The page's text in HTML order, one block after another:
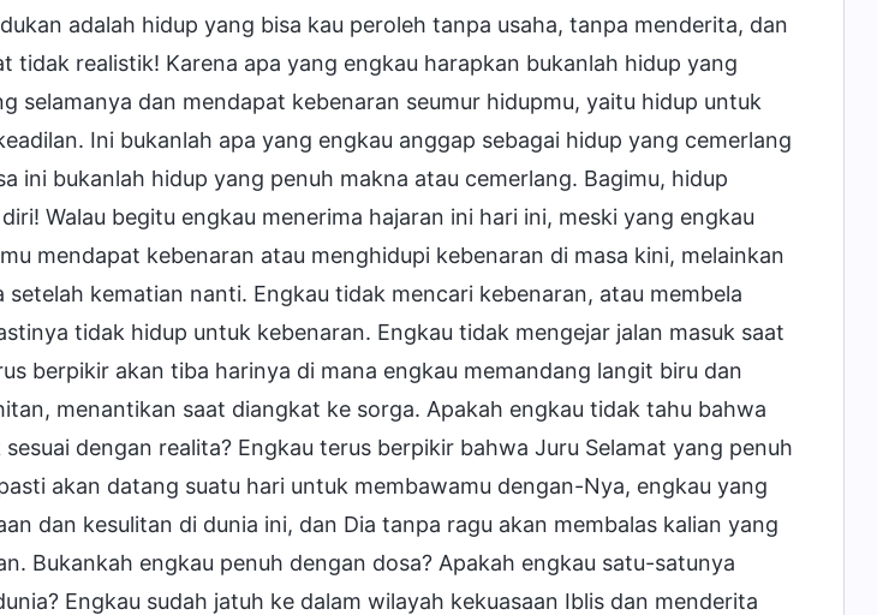
adalah hidup yang bisa kau peroleh tanpa usaha, tanpa menderita, dan
tidak realistik! Karena apa yang engkau harapkan bukanlah hidup yang
selamanya dan mendapat kebenaran seumur hidupmu, yaitu hidup untuk
Ini bukanlah apa yang engkau anggap sebagai hidup yang cemerlang
ini bukanlah hidup yang penuh makna atau cemerlang. Bagimu, hidup
Walau begitu engkau menerima hajaran ini hari ini, meski yang engkau
mendapat kebenaran atau menghidupi kebenaran di masa kini, melainkan
setelah kematian nanti. Engkau tidak mencari kebenaran, atau membela
tidak hidup untuk kebenaran. Engkau tidak mengejar jalan masuk saat
berpikir akan tiba harinya di mana engkau memandang langit biru dan
menantikan saat diangkat ke sorga. Apakah engkau tidak tahu bahwa
dengan realita? Engkau terus berpikir bahwa Juru Selamat yang penuh
akan datang suatu hari untuk membawamu dengan-Nya, engkau yang
dan kesulitan di dunia ini, dan Dia tanpa ragu akan membalas kalian yang
Bukankah engkau penuh dengan dosa? Apakah engkau satu-satunya
Engkau sudah jatuh ke dalam wilayah kekuasaan Iblis dan menderita